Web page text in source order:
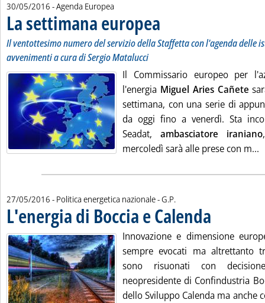
30/05/2016 - Agenda Europea
La settimana europea
Il ventottesimo numero del servizio della Staffetta con l'agenda delle
avvenimenti a cura di Sergio Matalucci
Il Commissario europeo per
l'energia Miguel Aries Cañete
settimana, con una serie di
da oggi fino a venerdì. Sta
Seadat, ambasciatore iraniano
mercoledì sarà alle prese con m...
27/05/2016 - Politica energetica nazionale -di:
G.P.
L'energia di Boccia e Calenda
Innovazione e dimensione
sempre evocati ma altrettanto
sono risuonati con
neopresidente di Confindustria
dello Sviluppo Calenda ma anche